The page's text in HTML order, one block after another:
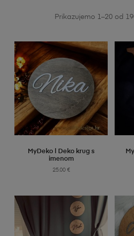
Prikazujemo 1–20 od
SELECT OPTIONS
MyDeko | Deko krug s
imenom
25.00 €